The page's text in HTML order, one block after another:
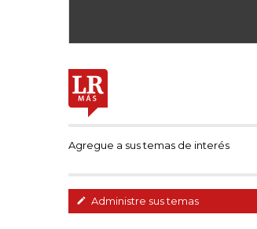
Agregue a sus temas de interés
Administre sus temas